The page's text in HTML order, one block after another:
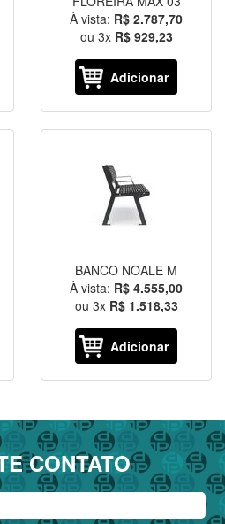
À vista: R$ 2.787,70
ou 3x R$ 929,23
Adicionar
BANCO NOALE M
À vista: R$ 4.555,00
ou 3x R$ 1.518,33
Adicionar
CONTATO